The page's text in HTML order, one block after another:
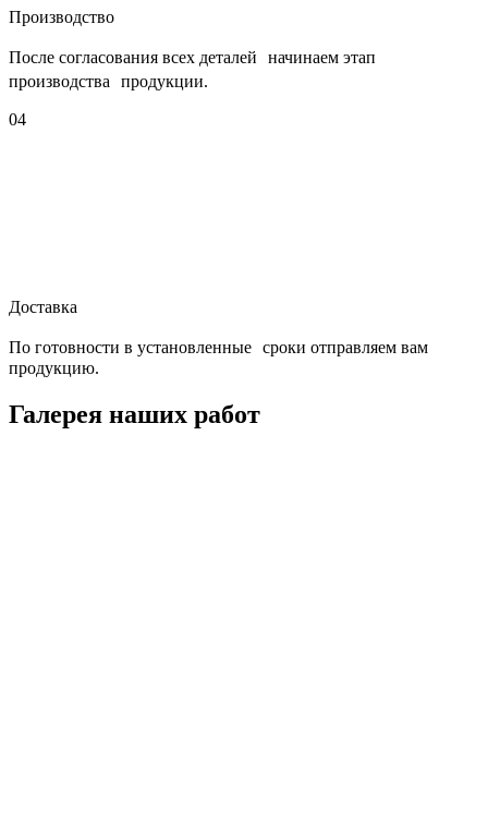
Производство
После согласования всех деталей начинаем этап
производства продукции.
04
Доставка
По готовности в установленные сроки отправляем вам
продукцию.
Галерея наших работ